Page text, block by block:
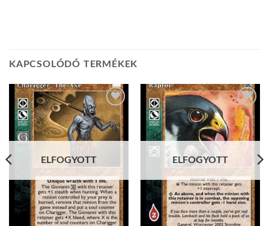
KAPCSOLÓDÓ TERMÉKEK
Add to
wishlist
ELFOGYOTT
Add to
wishlist
ELFOGYOTT